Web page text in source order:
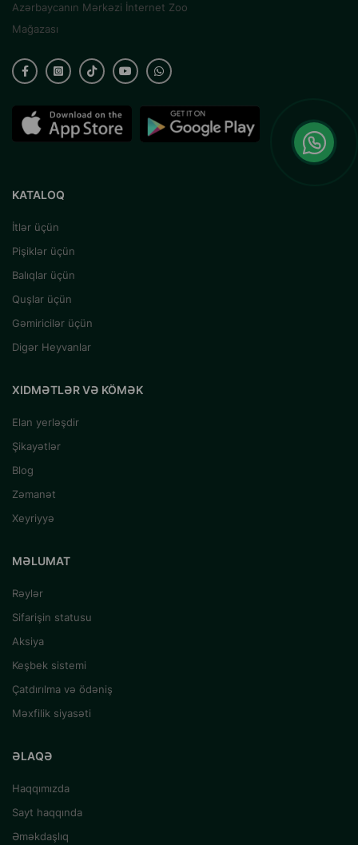
Azərbaycanın Mərkəzi İnternet Zoo
Mağazası
KATALOQ
İtlər üçün
Pişiklər üçün
Balıqlar üçün
Quşlar üçün
Gəmiricilər üçün
Digər Heyvanlar
XIDMƏTLƏR VƏ KÖMƏK
Elan yerləşdir
Şikayətlər
Blog
Zəmanət
Xeyriyyə
MƏLUMAT
Rəylər
Sifarişin statusu
Aksiya
Keşbek sistemi
Çatdırılma və ödəniş
Məxfilik siyasəti
ƏLAQƏ
Haqqımızda
Sayt haqqında
Əməkdaşlıq